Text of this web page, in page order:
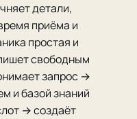
детали,
приёма и
простая и
свободным
запрос →
и базой знаний
→ создаёт